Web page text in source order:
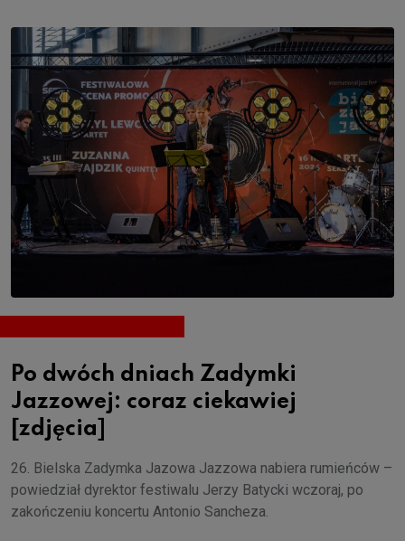
Po dwóch dniach Zadymki
Jazzowej: coraz ciekawiej
[zdjęcia]
26. Bielska Zadymka Jazowa Jazzowa nabiera rumieńców –
powiedział dyrektor festiwalu Jerzy Batycki wczoraj, po
zakończeniu koncertu Antonio Sancheza.